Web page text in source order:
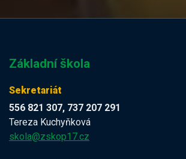
Základní škola
Sekretariát
556 821 307, 737 207 291
Tereza Kuchyňková
skola@zskop17.cz